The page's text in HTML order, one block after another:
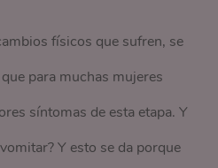
físicos que sufren, se
para muchas mujeres
síntomas de esta etapa. Y
Y esto se da porque